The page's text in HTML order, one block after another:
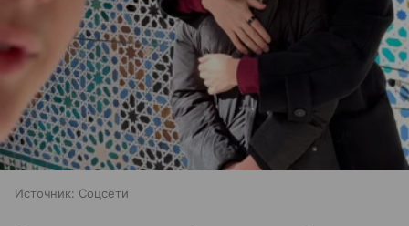
Источник: Соцсети